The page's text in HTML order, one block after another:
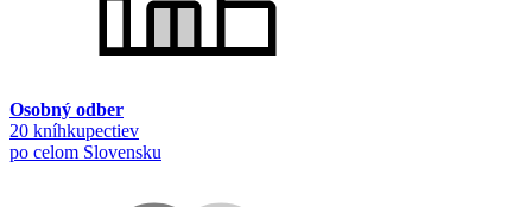
Osobný odber
20 kníhkupectiev
po celom Slovensku